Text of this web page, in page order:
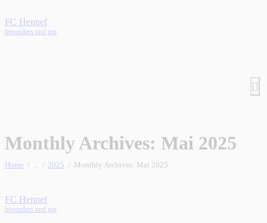
FC Hennef
besonders und gut
Monthly Archives: Mai 2025
Home ... 2025 Monthly Archives: Mai 2025
FC Hennef
besonders und gut